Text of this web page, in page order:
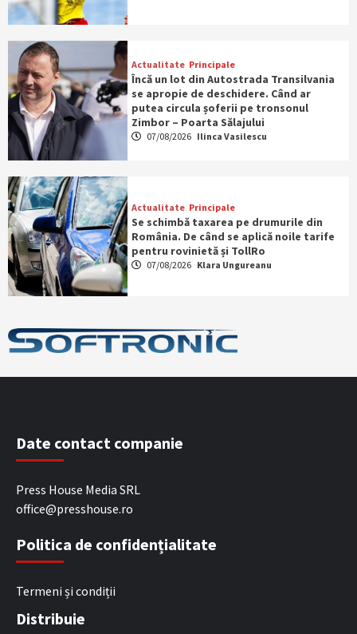
Actualitate Principale
Încă un lot din Autostrada Transilvania
se apropie de deschidere. Când ar
putea circula șoferii pe tronsonul
Zimbor – Poarta Sălajului
07/08/2026 Ilinca Vasilescu
Actualitate Principale
Se schimbă taxarea pe drumurile din
România. De când se aplică noile tarife
pentru rovinietă și TollRo
07/08/2026 Klara Ungureanu
Date contact companie
Press House Media SRL
office@presshouse.ro
Politica de confidențialitate
Termeni și condiții
Distribuie